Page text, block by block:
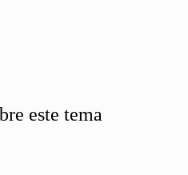
este tema